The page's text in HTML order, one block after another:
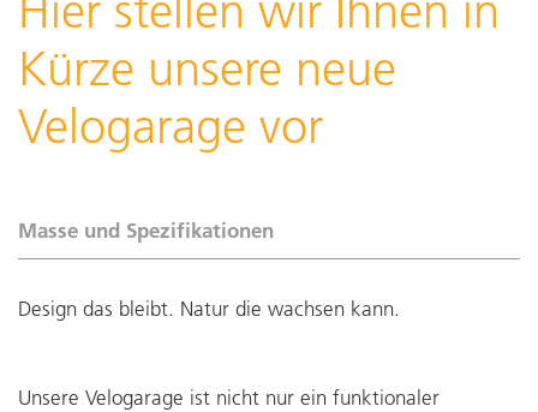
Kürze unsere neue
Velogarage vor
Masse und Spezifikationen
Design das bleibt. Natur die wachsen kann.
Unsere Velogarage ist nicht nur ein funktionaler